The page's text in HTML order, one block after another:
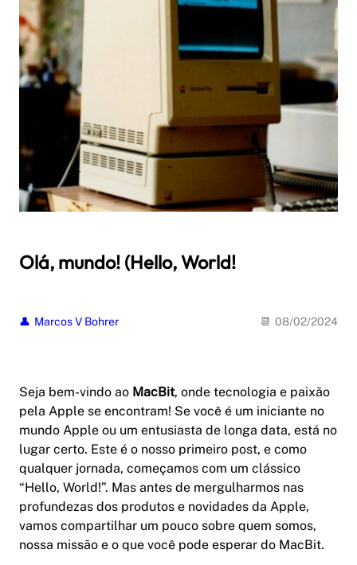
Olá, mundo! (Hello, World!
Marcos V Bohrer 08/02/2024
Seja bem-vindo ao MacBit, onde tecnologia e paixão
pela Apple se encontram! Se você é um iniciante no
mundo Apple ou um entusiasta de longa data, está no
lugar certo. Este é o nosso primeiro post, e como
qualquer jornada, começamos com um clássico
“Hello, World!”. Mas antes de mergulharmos nas
profundezas dos produtos e novidades da Apple,
vamos compartilhar um pouco sobre quem somos,
nossa missão e o que você pode esperar do MacBit.